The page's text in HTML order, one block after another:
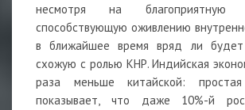
несмотря на благоприятную
способствующую оживлению
в ближайшее время вряд ли будет
схожую с ролью КНР. Индийская
раза меньше китайской:
показывает, что даже 10%-й